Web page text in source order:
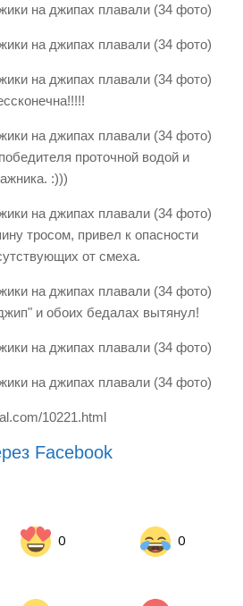
проточной водой и
:)))
тросом, привел к опасности
от смеха.
и обоих бедалах вытянул!
10221.html
Facebook
0 0